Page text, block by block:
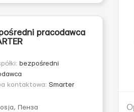
pracodawca
bezpośredni
kontaktowa: Smarter
Пенза